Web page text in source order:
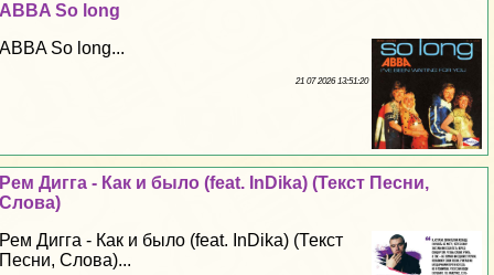
ABBA So long
ABBA So long...
21 07 2026 13:51:20
Рем Дигга - Как и было (feat. InDika) (Текст Песни,
Слова)
Рем Дигга - Как и было (feat. InDika) (Текст
Песни, Слова)...